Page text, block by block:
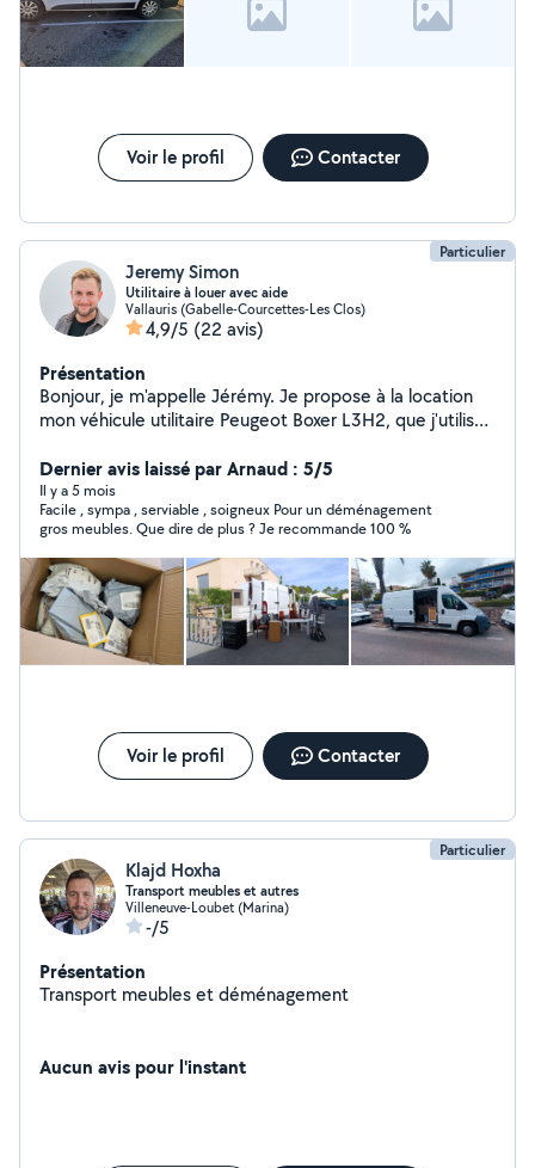
Voir le profil Contacter
Particulier
Jeremy Simon
Utilitaire à louer avec aide
Vallauris (Gabelle-Courcettes-Les Clos)
4,9/5 (22 avis)
Présentation
Bonjour, je m'appelle Jérémy. Je propose à la location
mon véhicule utilitaire Peugeot Boxer L3H2, que j'utilise
tous types de trajets, courts ou longs. Il dispose de 3
places à l'avant. Dimensions utiles du véhicule : Longueur
: 310 cm Largeur : 187 cm (142 cm entre les passages
de roue) Hauteur : 190 cm Volume : environ 11 m³ Idéal
pour transporter un réfrigérateur, machine à laver,
cartons, meubles, matelas, lit,chaise, buffet, piano,
canapé etc. N'hésitez pas à envoyer des photos de ce
que vous avez, pour que je puisse vous faire une
estimation du temps chargement . Je peux aussi me
Dernier avis laissé par Arnaud : 5/5
Il y a 5 mois
Facile , sympa , serviable , soigneux Pour un déménagement
gros meubles. Que dire de plus ? Je recommande 100 %
Voir le profil Contacter
Particulier
Klajd Hoxha
Transport meubles et autres
Villeneuve-Loubet (Marina)
-/5
Présentation
Transport meubles et déménagement
Aucun avis pour l'instant